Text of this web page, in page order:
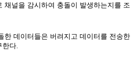
채널을 감시하여 충돌이 발생하는지를 조
한 데이터들은 버려지고 데이터를 전송한
다.